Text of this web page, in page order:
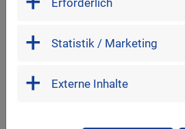
Erforderlich
Statistik / Marketing
Externe Inhalte